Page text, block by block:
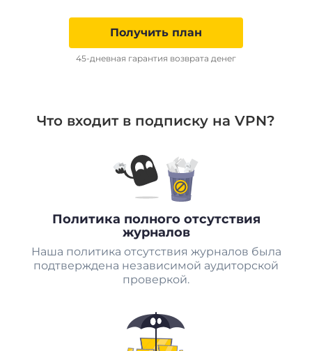
Получить план
45-дневная гарантия возврата денег
Что входит в подписку на VPN?
Политика полного отсутствия
журналов
Наша политика отсутствия журналов была
подтверждена независимой аудиторской
проверкой.